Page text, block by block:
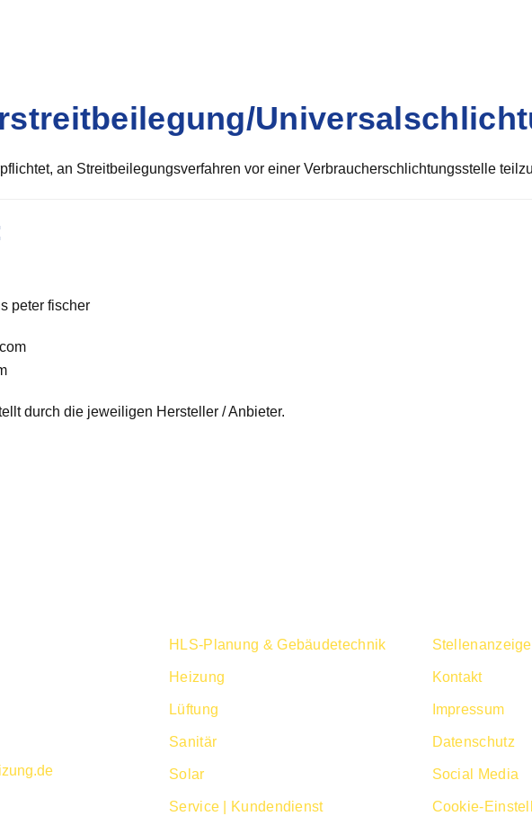
an Streitbeilegungsverfahren vor einer Verbraucherschlichtungsstelle
peter fischer
durch die jeweiligen Hersteller / Anbieter.
HLS-Planung & Gebäudetechnik
Heizung
Lüftung
Sanitär
Solar
Service | Kundendienst
Kontakt
Impressum
Datenschutz
Social Media
Cookie-